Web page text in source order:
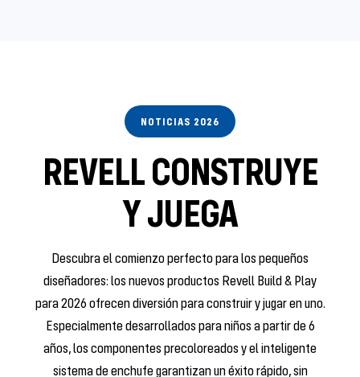
NOTICIAS 2026
REVELL CONSTRUYE
Y JUEGA
Descubra el comienzo perfecto para los pequeños
diseñadores: los nuevos productos Revell Build & Play
para 2026 ofrecen diversión para construir y jugar en uno.
Especialmente desarrollados para niños a partir de 6
años, los componentes precoloreados y el inteligente
sistema de enchufe garantizan un éxito rápido, sin